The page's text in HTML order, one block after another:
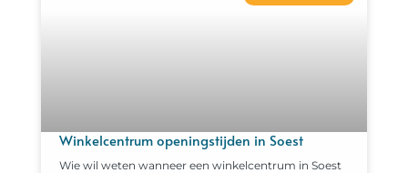
Winkelcentrum openingstijden in Soest
Wie wil weten wanneer een winkelcentrum in Soest